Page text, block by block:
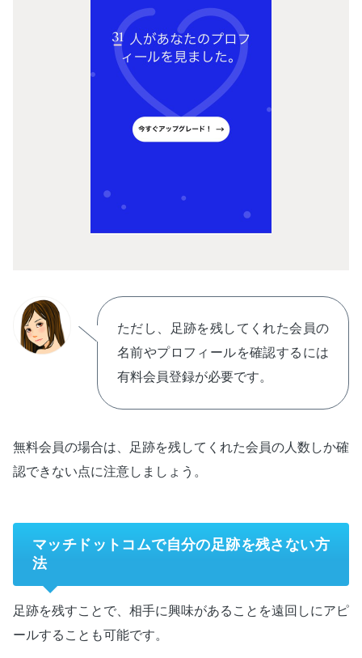
ただし、足跡を残してくれた会員の
名前やプロフィールを確認するには
有料会員登録が必要です。
無料会員の場合は、足跡を残してくれた会員の人数しか確
認できない点に注意しましょう。
マッチドットコムで自分の足跡を残さない方
法
足跡を残すことで、相手に興味があることを遠回しにアピ
ールすることも可能です。